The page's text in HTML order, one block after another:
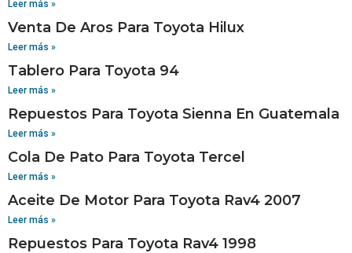
Leer más »
Venta De Aros Para Toyota Hilux
Leer más »
Tablero Para Toyota 94
Leer más »
Repuestos Para Toyota Sienna En Guatemala
Leer más »
Cola De Pato Para Toyota Tercel
Leer más »
Aceite De Motor Para Toyota Rav4 2007
Leer más »
Repuestos Para Toyota Rav4 1998